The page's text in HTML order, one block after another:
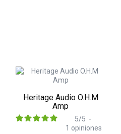
Heritage Audio O.H.M
Amp
5/5 -
1 opiniones